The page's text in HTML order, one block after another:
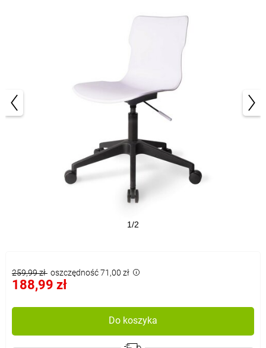
1/2
259,99 zł oszczędność 71,00 zł
188,99 zł
Do koszyka